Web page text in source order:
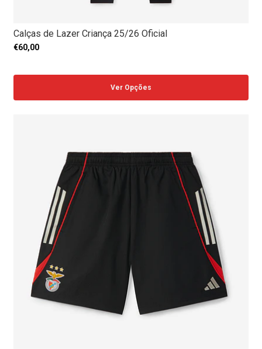
Calças de Lazer Criança 25/26 Oficial
€60,00
Ver Opções